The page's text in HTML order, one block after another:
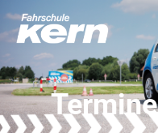
Termine